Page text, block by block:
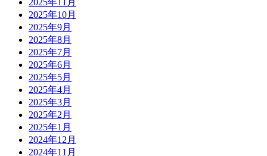
2025年10月
2025年9月
2025年8月
2025年7月
2025年6月
2025年5月
2025年4月
2025年3月
2025年2月
2025年1月
2024年12月
2024年11月